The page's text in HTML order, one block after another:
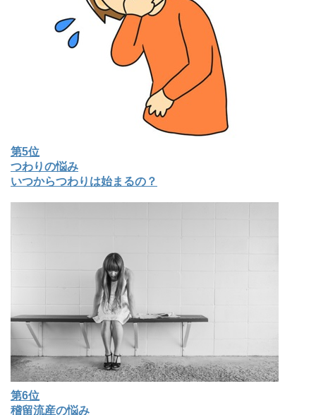
第5位
つわりの悩み
いつからつわりは始まるの？
第6位
稽留流産の悩み